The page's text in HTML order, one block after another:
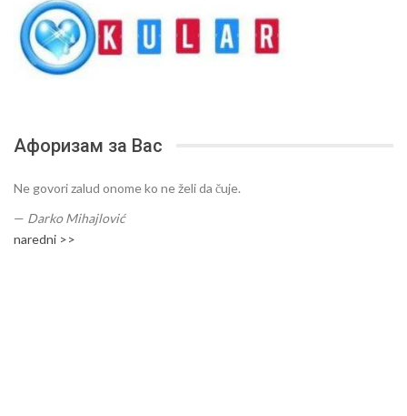
Афоризам за Вас
Ne govori zalud onome ko ne želi da čuje.
— Darko Mihajlović
naredni >>